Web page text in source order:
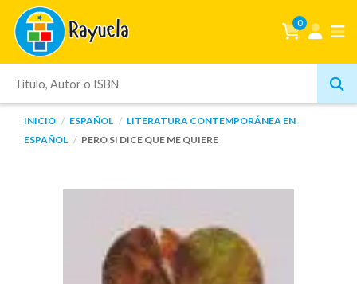
0
INICIO ESPAÑOL
LITERATURA CONTEMPORÁNEA EN
ESPAÑOL
PERO SI DICE QUE ME QUIERE